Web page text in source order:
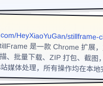
Imanbek/Wiz Khalifa/
RHYTHM
HeyXiaoYuGan/stillframe-
是一款 Chrome 扩展
与视频扫描、批量下载、ZIP 打包
媒体处理，所有操作均在本地